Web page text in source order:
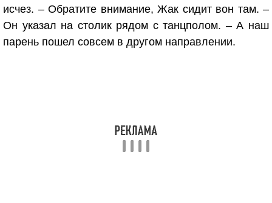
исчез. – Обратите внимание, Жак сидит вон там. –
Он указал на столик рядом с танцполом. – А наш
парень пошел совсем в другом направлении.